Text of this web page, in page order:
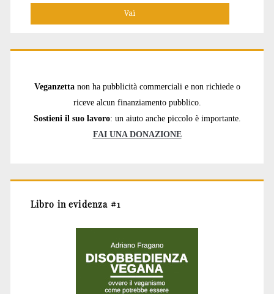
Veganzetta non ha pubblicità commerciali e non richiede o
riceve alcun finanziamento pubblico.
Sostieni il suo lavoro: un aiuto anche piccolo è importante.
FAI UNA DONAZIONE
Libro in evidenza #1